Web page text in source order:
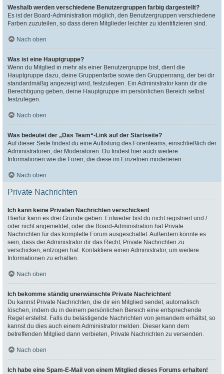
Weshalb werden verschiedene Benutzergruppen farbig dargestellt?
Es ist der Board-Administration möglich, den Benutzergruppen verschiedene
Farben zuzuteilen, so dass deren Mitglieder leichter zu identifizieren sind.
Nach oben
Was ist eine Hauptgruppe?
Wenn du Mitglied in mehr als einer Benutzergruppe bist, dient die
Hauptgruppe dazu, deine Gruppenfarbe sowie den Gruppenrang, der bei dir
standardmäßig angezeigt wird, festzulegen. Ein Administrator kann dir die
Berechtigung geben, deine Hauptgruppe im persönlichen Bereich selbst
festzulegen.
Nach oben
Was bedeutet der „Das Team“-Link auf der Startseite?
Auf dieser Seite findest du eine Auflistung des Forenteams, einschließlich der
Administratoren, der Moderatoren. Du findest hier auch weitere
Informationen wie die Foren, die diese im Einzelnen moderieren.
Nach oben
Private Nachrichten
Ich kann keine Privaten Nachrichten verschicken!
Hierfür kann es drei Gründe geben: Entweder bist du nicht registriert und /
oder nicht angemeldet, oder die Board-Administration hat Private
Nachrichten für das komplette Forum ausgeschaltet. Außerdem könnte es
sein, dass der Administrator dir das Recht, Private Nachrichten zu
verschicken, entzogen hat. Kontaktiere einen Administrator, um weitere
Informationen zu erhalten.
Nach oben
Ich bekomme ständig unerwünschte Private Nachrichten!
Du kannst Private Nachrichten, die dir ein Mitglied sendet, automatisch
löschen, indem du in deinem persönlichen Bereich eine entsprechende
Regel erstellst. Falls du belästigende Nachrichten von jemandem erhältst, so
kannst du dies auch einem Administrator melden. Dieser kann dem
betreffenden Mitglied dann verbieten, Private Nachrichten zu versenden.
Nach oben
Ich habe eine Spam-E-Mail von einem Mitglied dieses Forums erhalten!